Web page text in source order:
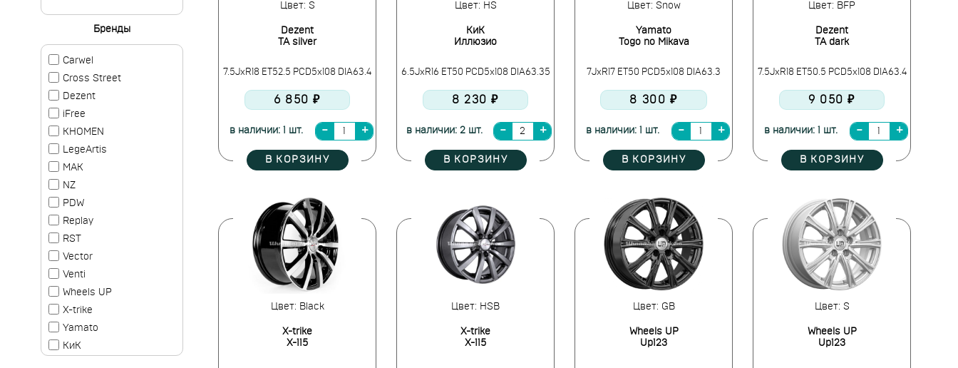
Цвет: S
Dezent
TA silver
7.5JxR18 ET52.5 PCD5x108 DIA63.4
6 850 ₽
в наличии: 1 шт.
В КОРЗИНУ
Цвет: HS
КиК
Иллюзио
6.5JxR16 ET50 PCD5x108 DIA63.35
8 230 ₽
в наличии: 2 шт.
В КОРЗИНУ
Цвет: Snow
Yamato
Togo no Mikava
7JxR17 ET50 PCD5x108 DIA63.3
8 300 ₽
в наличии: 1 шт.
В КОРЗИНУ
Цвет: BFP
Dezent
TA dark
7.5JxR18 ET50.5 PCD5x108 DIA63.4
9 050 ₽
в наличии: 1 шт.
В КОРЗИНУ
Цвет: Black
X-trike
X-115
Цвет: HSB
X-trike
X-115
Цвет: GB
Wheels UP
Up123
Цвет: S
Wheels UP
Up123
Бренды
Carwel
Cross Street
Dezent
iFree
KHOMEN
LegeArtis
MAK
NZ
PDW
Replay
RST
Vector
Venti
Wheels UP
X-trike
Yamato
КиК